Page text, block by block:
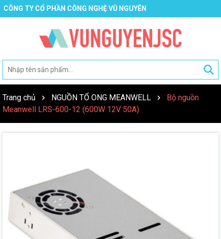
CÔNG TY CỔ PHẦN CÔNG NGHỆ VŨ NGUYÊN
Trang chủ NGUỒN TỔ ONG MEANWELL
Bộ nguồn
Meanwell LRS-600-12 (600W 12V 50A)